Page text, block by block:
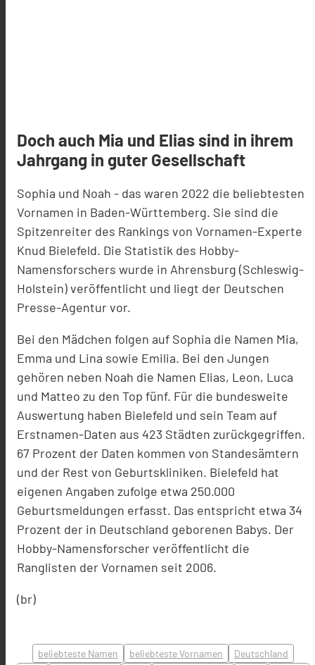
Doch auch Mia und Elias sind in ihrem
Jahrgang in guter Gesellschaft
Sophia und Noah - das waren 2022 die beliebtesten
Vornamen in Baden-Württemberg. Sie sind die
Spitzenreiter des Rankings von Vornamen-Experte
Knud Bielefeld. Die Statistik des Hobby-
Namensforschers wurde in Ahrensburg (Schleswig-
Holstein) veröffentlicht und liegt der Deutschen
Presse-Agentur vor.
Bei den Mädchen folgen auf Sophia die Namen Mia,
Emma und Lina sowie Emilia. Bei den Jungen
gehören neben Noah die Namen Elias, Leon, Luca
und Matteo zu den Top fünf. Für die bundesweite
Auswertung haben Bielefeld und sein Team auf
Erstnamen-Daten aus 423 Städten zurückgegriffen.
67 Prozent der Daten kommen von Standesämtern
und der Rest von Geburtskliniken. Bielefeld hat
eigenen Angaben zufolge etwa 250.000
Geburtsmeldungen erfasst. Das entspricht etwa 34
Prozent der in Deutschland geborenen Babys. Der
Hobby-Namensforscher veröffentlicht die
Ranglisten der Vornamen seit 2006.
(br)
beliebteste Namen beliebteste Vornamen
Deutschland